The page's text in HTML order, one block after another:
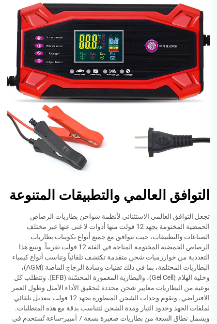
التوافق العالمي والتطبيقات المتنوعة
تجعل التوافق العالمي الاستثنائي لأنظمة شواحن بطاريات الرصاص
الحمضية المختومة بجهد 12 فولت منها أدوات لا غنى عنها عبر مختلف
الصناعات والتطبيقات، حيث تتوافق مع جميع أنواع تكوينات بطاريات
الرصاص الحمضية المختومة المتاحة في الفئة 12 فولت تقريباً. وينبع هذا
التعددية من خوارزميات شحن متقدمة تكتشف تلقائياً وتناسب أنواع كيمياء
البطاريات المختلفة، بما في ذلك تقنيات وسادة الزجاج الماصة (AGM)،
وخلية الهلام (Gel Cell)، والبطارية المغمورة المحسّنة (EFB). وتتطلب كل
نوعية من البطاريات معايير شحن محددة لتحقيق الأداء الأمثل وطول العمر
الافتراضي، وتقوم وحدات الشحن المتطورة بجهد 12 فولت بتعديل تلقائي
لملفات الجهد وحدود التيار ومدة الشحن لتتناسب بدقة مع هذه المتطلبات.
ويشمل نطاق السعة من بطاريات صغيرة بسعة 7 أمبير-ساعة تُستخدم في